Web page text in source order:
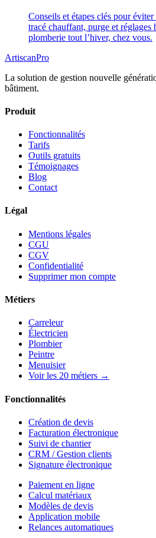
Conseils et étapes clés pour
tracé chauffant, purge et réglages
plomberie tout l’hiver, chez vous.
ArtiscanPro
La solution de gestion nouvelle
bâtiment.
Produit
Fonctionnalités
Tarifs
Outils gratuits
Témoignages
Blog
Contact
Légal
Mentions légales
CGU
CGV
Confidentialité
Supprimer mon compte
Métiers
Carreleur
Électricien
Plombier
Peintre
Menuisier
Voir les 20 métiers →
Fonctionnalités
Création de devis
Facturation électronique
Suivi de chantier
CRM / Gestion clients
Signature électronique
Paiement en ligne
Calcul matériaux
Modèles de devis
Application mobile
Relances automatiques